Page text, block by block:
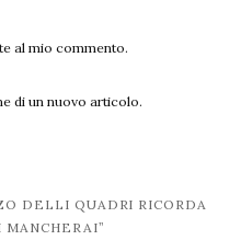
al mio commento.
di un nuovo articolo.
DELLI QUADRI RICORDA
MANCHERAI”